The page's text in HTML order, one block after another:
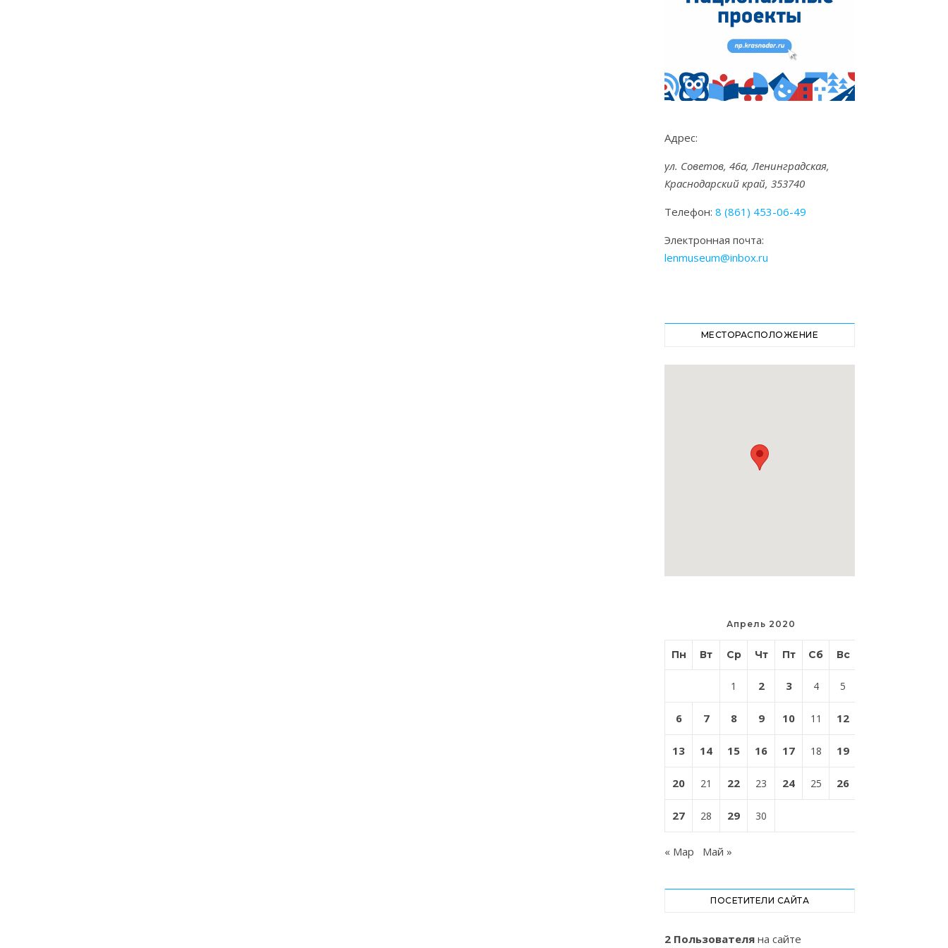
Адрес:
ул. Советов, 46а, Ленинградская,
Краснодарский край, 353740
Телефон: 8 (861) 453-06-49
Электронная почта:
lenmuseum@inbox.ru
МЕСТОРАСПОЛОЖЕНИЕ
Апрель 2020
Пн Вт Ср Чт Пт Сб Вс
1 2 3 4 5
6 7 8 9 10 11 12
13 14 15 16 17 18 19
20 21 22 23 24 25 26
27 28 29 30
« Мар Май »
ПОСЕТИТЕЛИ САЙТА
2 Пользователя на сайте